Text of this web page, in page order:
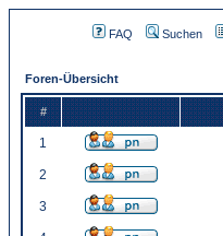
FAQ Suchen
Foren-Übersicht
#
1
2
3